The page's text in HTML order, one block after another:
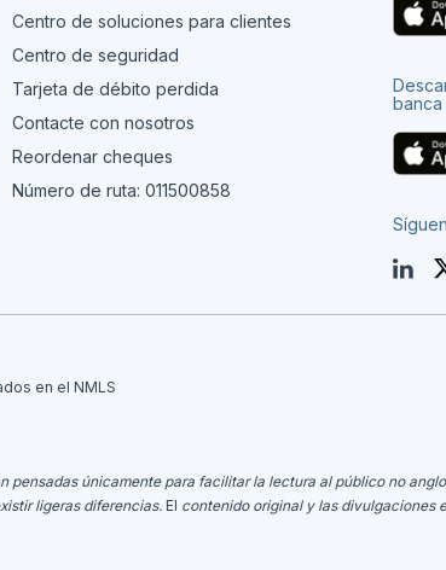
Centro de soluciones para clientes
Centro de seguridad
Tarjeta de débito perdida
Contacte con nosotros
Reordenar cheques
Número de ruta: 011500858
en el NMLS
únicamente para facilitar la lectura al público no
ligeras diferencias. El contenido original y las divulgaciones